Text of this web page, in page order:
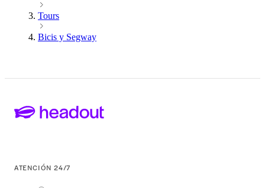
Tours
Bicis y Segway
ATENCIÓN 24/7